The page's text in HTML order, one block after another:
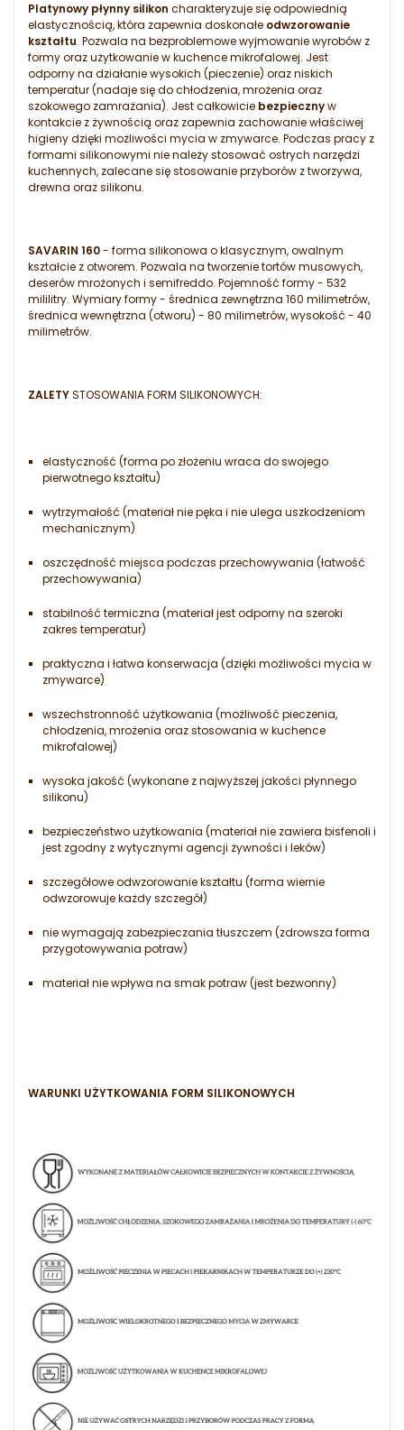
Platynowy płynny silikon charakteryzuje się odpowiednią
elastycznością, która zapewnia doskonałe odwzorowanie
kształtu. Pozwala na bezproblemowe wyjmowanie wyrobów z
formy oraz użytkowanie w kuchence mikrofalowej. Jest
odporny na działanie wysokich (pieczenie) oraz niskich
temperatur (nadaje się do chłodzenia, mrożenia oraz
szokowego zamrażania). Jest całkowicie bezpiecznyw
kontakcie z żywnością oraz zapewnia zachowanie właściwej
higieny dzięki możliwości mycia w zmywarce. Podczas pracy z
formami silikonowymi nie należy stosować ostrych narzędzi
kuchennych, zalecane się stosowanie przyborów z tworzywa,
drewna oraz silikonu.
SAVARIN 160- forma silikonowa o klasycznym, owalnym
kształcie z otworem. Pozwala na tworzenie tortów musowych,
deserów mrożonych i semifreddo. Pojemność formy - 532
mililitry. Wymiary formy - średnica zewnętrzna 160 milimetrów,
średnica wewnętrzna (otworu) - 80 milimetrów, wysokość - 40
milimetrów.
ZALETYSTOSOWANIA FORM SILIKONOWYCH:
elastyczność (forma po złożeniu wraca do swojego
pierwotnego kształtu)
wytrzymałość (materiał nie pęka i nie ulega uszkodzeniom
mechanicznym)
oszczędność miejsca podczas przechowywania (łatwość
przechowywania)
stabilność termiczna (materiał jest odporny na szeroki
zakres temperatur)
praktyczna i łatwa konserwacja (dzięki możliwości mycia w
zmywarce)
wszechstronność użytkowania (możliwość pieczenia,
chłodzenia, mrożenia oraz stosowania w kuchence
mikrofalowej)
wysoka jakość (wykonane z najwyższej jakości płynnego
silikonu)
bezpieczeństwo użytkowania (materiał nie zawiera bisfenoli i
jest zgodny z wytycznymi agencji żywności i leków)
szczegółowe odwzorowanie kształtu (forma wiernie
odwzorowuje każdy szczegół)
nie wymagają zabezpieczania tłuszczem (zdrowsza forma
przygotowywania potraw)
materiał nie wpływa na smak potraw (jest bezwonny)
WARUNKI UŻYTKOWANIA FORM SILIKONOWYCH